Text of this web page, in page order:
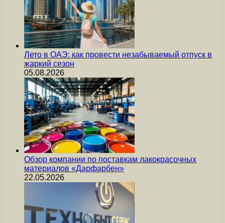
Лето в ОАЭ: как провести незабываемый отпуск в
жаркий сезон
05.08.2026
Обзор компании по поставкам лакокрасочных
материалов «Дарфарбен»
22.05.2026